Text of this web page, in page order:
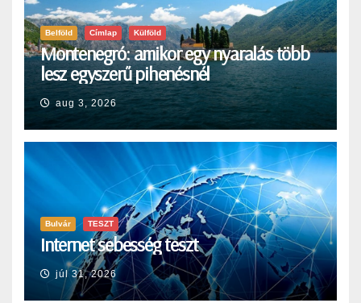
Belföld Címlap Külföld
Montenegró: amikor egy nyaralás több
lesz egyszerű pihenésnél
aug 3, 2026
Bulvár TESZT
Internet sebesség teszt
júl 31, 2026